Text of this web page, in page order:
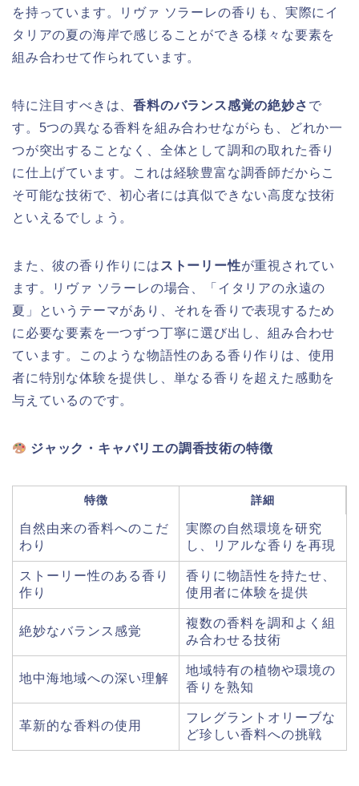
を持っています。リヴァ ソラーレの香りも、実際にイ
タリアの夏の海岸で感じることができる様々な要素を
組み合わせて作られています。
特に注目すべきは、香料のバランス感覚の絶妙さ で
す。5つの異なる香料を組み合わせながらも、どれか一
つが突出することなく、全体として調和の取れた香り
に仕上げています。これは経験豊富な調香師だからこ
そ可能な技術で、初心者には真似できない高度な技術
といえるでしょう。
また、彼の香り作りには ストーリー性が重視されてい
ます。リヴァ ソラーレの場合、「イタリアの永遠の
夏」というテーマがあり、それを香りで表現するため
に必要な要素を一つずつ丁寧に選び出し、組み合わせ
ています。このような物語性のある香り作りは、使用
者に特別な体験を提供し、単なる香りを超えた感動を
与えているのです。
ジャック・キャバリエの調香技術の特徴
特徴 詳細
自然由来の香料へのこだ
わり
実際の自然環境を研究
し、リアルな香りを再現
ストーリー性のある香り
作り
香りに物語性を持たせ、
使用者に体験を提供
絶妙なバランス感覚
複数の香料を調和よく組
み合わせる技術
地中海地域への深い理解
地域特有の植物や環境の
香りを熟知
革新的な香料の使用
フレグラントオリーブな
ど珍しい香料への挑戦